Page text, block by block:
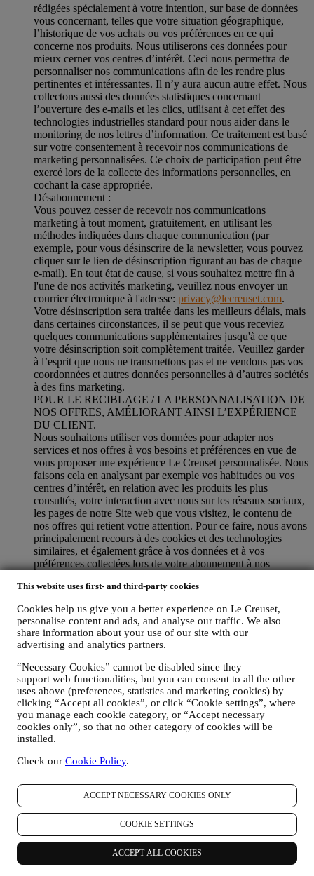
This website uses first- and third-party cookies
Cookies help us give you a better experience on Le Creuset,
personalise content and ads, and analyse our traffic. We also
share information about your use of our site with our
advertising and analytics partners.
“Necessary Cookies” cannot be disabled since they
support web functionalities, but you can consent to all the other
uses above (preferences, statistics and marketing cookies) by
clicking “Accept all cookies”, or click “Cookie settings”, where
you manage each cookie category, or “Accept necessary
cookies only”, so that no other category of cookies will be
installed.
Check our Cookie Policy.
ACCEPT NECESSARY COOKIES ONLY
COOKIE SETTINGS
ACCEPT ALL COOKIES
rédigées spécialement à votre intention, sur base de données
vous concernant, telles que votre situation géographique,
l’historique de vos achats ou vos préférences en ce qui
concerne nos produits. Nous utiliserons ces données pour
mieux cerner vos centres d’intérêt. Ceci nous permettra de
personnaliser nos communications afin de les rendre plus
pertinentes et intéressantes. Il n’y aura aucun autre effet. Nous
collectons aussi des données statistiques concernant
l’ouverture des e-mails et les clics, utilisant à cet effet des
technologies industrielles standard pour nous aider dans le
monitoring de nos lettres d’information. Ce traitement est basé
sur votre consentement à recevoir nos communications de
marketing personnalisées. Ce choix de participation peut être
exercé lors de la collecte des informations personnelles, en
cochant la case appropriée.
Désabonnement :
Vous pouvez cesser de recevoir nos communications
marketing à tout moment, gratuitement, en utilisant les
méthodes indiquées dans chaque communication (par
exemple, pour vous désinscrire de la newsletter, vous pouvez
cliquer sur le lien de désinscription figurant au bas de chaque
e-mail). En tout état de cause, si vous souhaitez mettre fin à
l'une de nos activités marketing, veuillez nous envoyer un
courrier électronique à l'adresse: privacy@lecreuset.com.
Votre désinscription sera traitée dans les meilleurs délais, mais
dans certaines circonstances, il se peut que vous receviez
quelques communications supplémentaires jusqu'à ce que
votre désinscription soit complètement traitée. Veuillez garder
à l’esprit que nous ne transmettons pas et ne vendons pas vos
coordonnées et autres données personnelles à d’autres sociétés
à des fins marketing.
POUR LE RECIBLAGE / LA PERSONNALISATION DE
NOS OFFRES, AMÉLIORANT AINSI L’EXPÉRIENCE
DU CLIENT.
Nous souhaitons utiliser vos données pour adapter nos
services et nos offres à vos besoins et préférences en vue de
vous proposer une expérience Le Creuset personnalisée. Nous
faisons cela en analysant par exemple vos habitudes ou vos
centres d’intérêt, en relation avec les produits les plus
consultés, votre interaction avec nous sur les réseaux sociaux,
les pages de notre Site web que vous visitez, le contenu de
nos offres qui retient votre attention. Pour ce faire, nous avons
principalement recours à des cookies et des technologies
similaires, et également grâce à vos données et à vos
préférences collectées lors de votre abonnement à nos
informations pour gérer notre publicité sur d’autres sites,
contenu des offres que vous consultez sur le Site web ou, si
vous avez choisi de souscrire à nos communications
marketing, pour vous adresser des communications/ messages
pertinents dont nous sommes convaincus qu’ils pourraient
vous intéresser. Il n’y aura aucun autre effet. L’usage des
cookies est soumis à votre consentement. Si vous ne souhaitez
pas recevoir ces informations, utilisées pour vous adresser des
annonces, contenus ou communications basés sur vos centres
d’intérêt, vous pouvez limiter l’usage des informations vous
concernant dans le cadre de vos actions en ligne en gérant vos
consignes en matière de cookies (gardez toutefois en mémoire
web). Notez que ceci ne vous empêchera pas de recevoir nos
recevoir des annonces, des offres ou des communications
génériques. Pour de plus amples informations sur l’usage que
nous faisons des cookies et sur la façon dont vous pouvez les
éliminer, nous vous invitons à consulter ici notre
Politique en
matière de Cookies.
AVIS PRODUITS :
Au cas où vous avez acheté l’un de nos produits, nous